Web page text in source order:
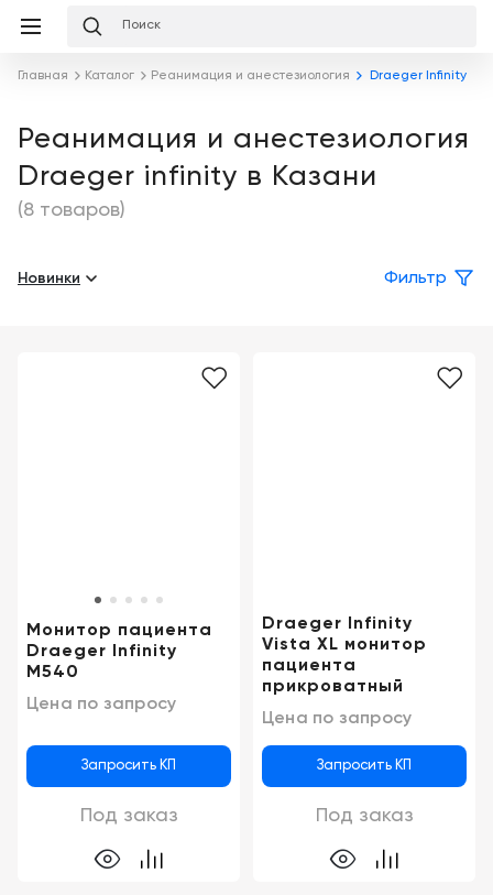
Клиника
ключ
кабинет
Подробнее
Лизинг
Льготное
кредитование
обслуживание
оплата
товарах
Главная Каталог Реанимация и анестезиология Draeger Infinity
Реанимация и анестезиология
Draeger infinity в Казани
(8 товаров)
Новинки Фильтр
Монитор пациента
Draeger Infinity
M540
Цена по запросу
Запросить КП
Под заказ
Draeger Infinity
Vista XL монитор
пациента
прикроватный
Цена по запросу
Запросить КП
Под заказ